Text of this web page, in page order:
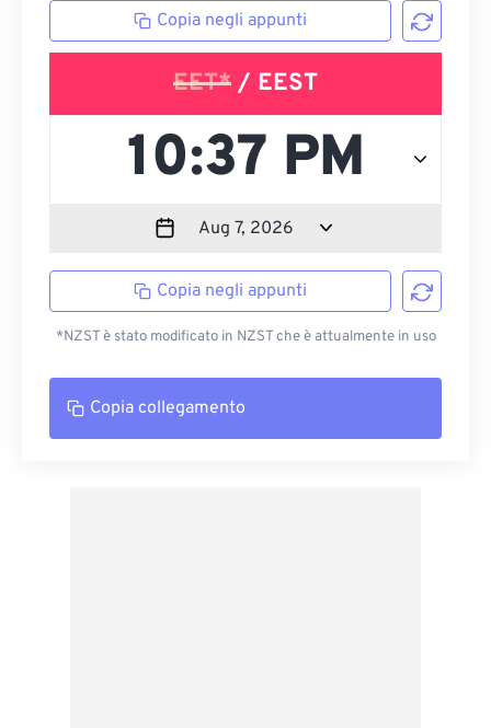
Copia negli appunti
EET* / EEST
Copia negli appunti
*NZST è stato modificato in NZST che è attualmente in uso
Copia collegamento